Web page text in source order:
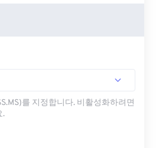
를 지정합니다. 비활성화하려면
.